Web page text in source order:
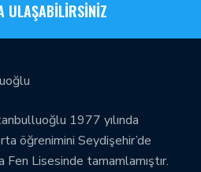
ULAŞABİLİRSİNİZ
1977 yılında
öğrenimini Seydişehir’de
Lisesinde tamamlamıştır.